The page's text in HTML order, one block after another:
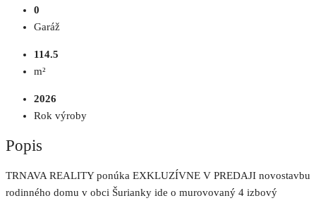
0
Garáž
114.5
m²
2026
Rok výroby
Popis
TRNAVA REALITY ponúka EXKLUZÍVNE V PREDAJI novostavbu
rodinného domu v obci Šurianky ide o murovovaný 4 izbový